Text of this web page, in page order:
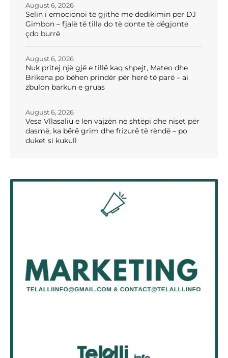
Selin i emocionoi të gjithë me dedikimin për DJ
Gimbon – fjalë të tilla do të donte të dëgjonte
çdo burrë
August 6, 2026
Nuk pritej një gjë e tillë kaq shpejt, Mateo dhe
Brikena po bëhen prindër për herë të parë – ai
zbulon barkun e gruas
August 6, 2026
Vesa Vllasaliu e len vajzën në shtëpi dhe niset për
dasmë, ka bërë grim dhe frizurë të rëndë – po
duket si kukull
August 6, 2026